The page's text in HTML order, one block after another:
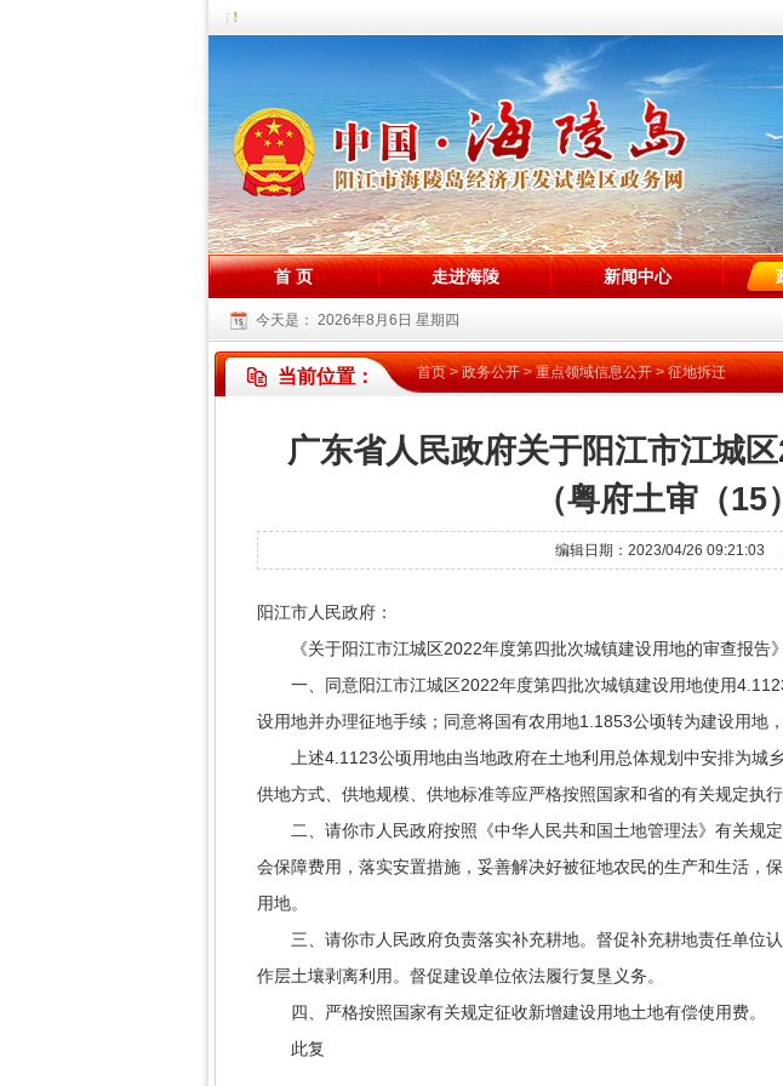
，欢迎访问海陵试验区政务网站！
首 页 走进海陵 新闻中心
今天是： 2026年8月6日 星期四
当前位置： 首页>政务公开>重点领域信息公开>征地拆迁
广东省人民政府关于阳江市江城
（粤府土审（15
编辑日期：2023/04/26 09:21:03
阳江市人民政府：
《关于阳江市江城区2022年度第四批次城镇建设用地的审查报告
一、同意阳江市江城区2022年度第四批次城镇建设用地使用
设用地并办理征地手续；同意将国有农用地1.1853公顷转为建设用地
上述4.1123公顷用地由当地政府在土地利用总体规划中安排为城
供地方式、供地规模、供地标准等应严格按照国家和省的有关规定执
二、请你市人民政府按照《中华人民共和国土地管理法》有关规
会保障费用，落实安置措施，妥善解决好被征地农民的生产和生活，
用地。
三、请你市人民政府负责落实补充耕地。督促补充耕地责任单位
作层土壤剥离利用。督促建设单位依法履行复垦义务。
四、严格按照国家有关规定征收新增建设用地土地有偿使用费。
此复